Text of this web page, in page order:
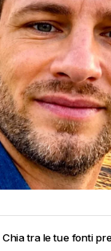
tra le tue fonti